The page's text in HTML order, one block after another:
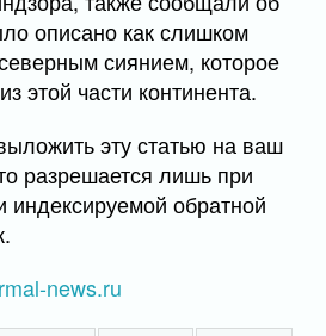
описано как слишком
сиянием, которое
этой части континента.
эту статью на ваш
разрешается лишь при
индексируемой обратной
news.ru